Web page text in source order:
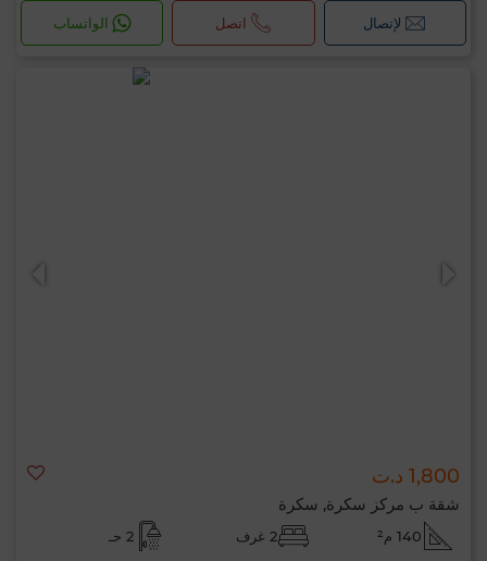
لإتصال اتصل الواتساب
1,800 د.ت
شقة ب مركز سكرة, سكرة
140 م² 2 غرف 2 حـ